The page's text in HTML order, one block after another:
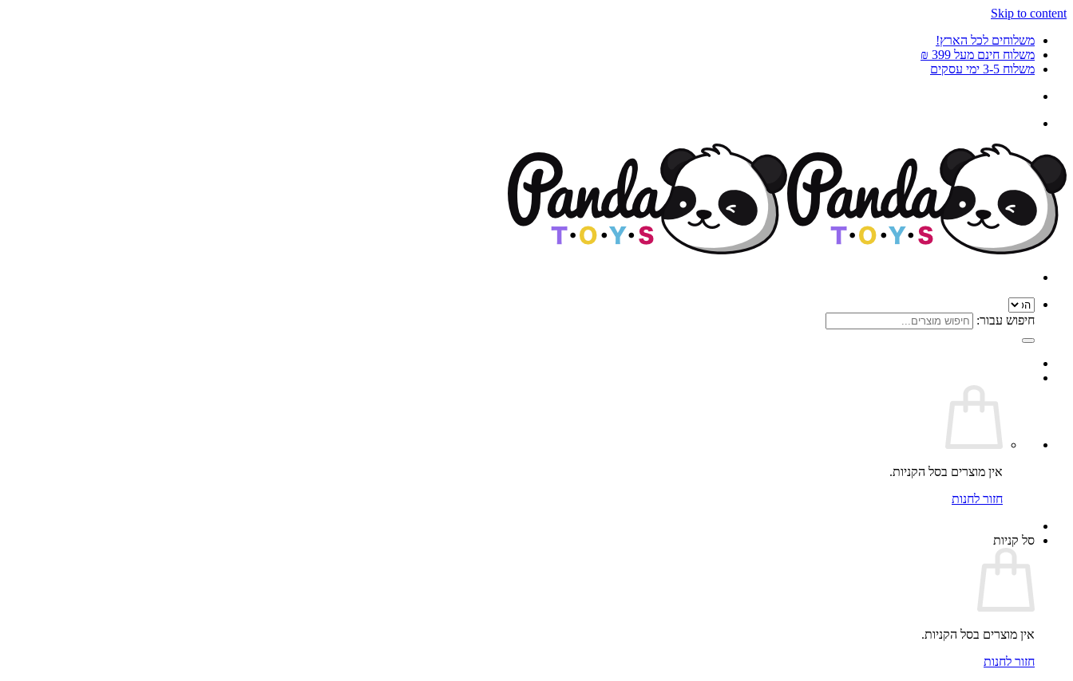
Skip to content
משלוחים לכל הארץ!
משלוח חינם מעל 399 ₪
משלוח 3-5 ימי עסקים
חיפוש עבור:
אין מוצרים בסל הקניות.
חזור לחנות
סל קניות
אין מוצרים בסל הקניות.
חזור לחנות